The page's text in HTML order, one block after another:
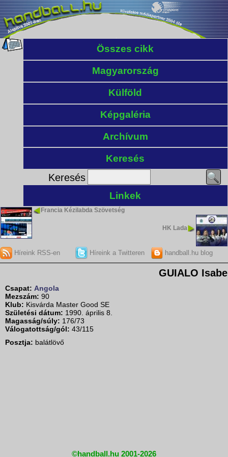
Összes cikk
Magyarország
Külföld
Képgaléria
Archívum
Keresés
Keresés
Linkek
Francia Kézilabda Szövetség
HK Lada
Híreink RSS-en Híreink a Twitteren handball.hu blog
GUIALO
Csapat: Angola
Mezszám: 90
Klub: Kisvárda Master Good SE
Születési dátum: 1990. április 8.
Magasság/súly: 176/73
Válogatottság/gól: 43/115
Posztja: balátlövő
©handball.hu 2001-2026